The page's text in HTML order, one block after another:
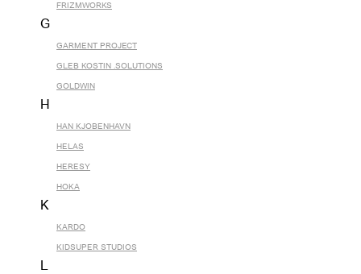
FRIZMWORKS
G
GARMENT PROJECT
GLEB KOSTIN .SOLUTIONS
GOLDWIN
H
HAN KJOBENHAVN
HELAS
HERESY
HOKA
K
KARDO
KIDSUPER STUDIOS
L